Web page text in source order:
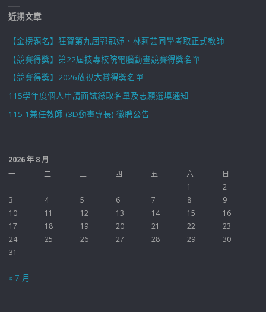
近期文章
【金榜題名】狂賀第九屆郭冠妤、林莉芸同學考取正式教師
【競賽得獎】第22屆技專校院電腦動畫競賽得獎名單
【競賽得獎】2026放視大賞得獎名單
115學年度個人申請面試錄取名單及志願選填通知
115-1兼任教師 (3D動畫專長) 徵聘公告
2026 年 8 月
一
二 三 四 五 六
日
1
2
3
4 5 6 7 8
9
10
11 12 13 14 15
16
17
18 19 20 21 22
23
24
25 26 27 28 29
30
31
« 7 月